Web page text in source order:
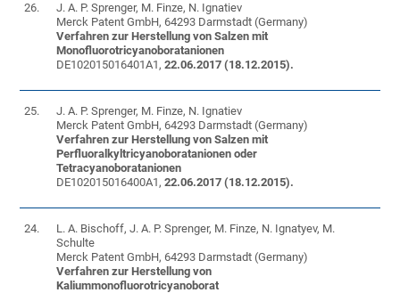
26.
J. A. P. Sprenger, M. Finze, N. Ignatiev
Merck Patent GmbH, 64293 Darmstadt (Germany)
Verfahren zur Herstellung von Salzen mit
Monofluorotricyanoboratanionen
DE102015016401A1,22.06.2017 (18.12.2015).
25.
J. A. P. Sprenger, M. Finze, N. Ignatiev
Merck Patent GmbH, 64293 Darmstadt (Germany)
Verfahren zur Herstellung von Salzen mit
Perfluoralkyltricyanoboratanionen oder
Tetracyanoboratanionen
DE102015016400A1,22.06.2017 (18.12.2015).
24.
L. A. Bischoff, J. A. P. Sprenger, M. Finze, N. Ignatyev, M.
Schulte
Merck Patent GmbH, 64293 Darmstadt (Germany)
Verfahren zur Herstellung von
Kaliummonofluorotricyanoborat